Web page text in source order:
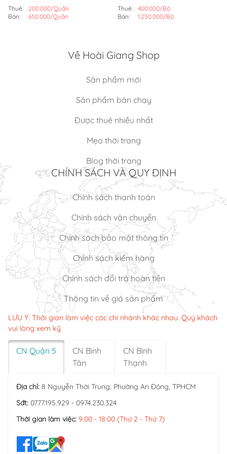
Thuê:
200.000/Quần
Bán:
650.000/Quần
Thuê:
400.000/Bộ
Bán:
1.250.000/Bộ
Về Hoài Giang Shop
Sản phẩm mới
Sản phẩm bán chạy
Được thuê nhiều nhất
Mẹo thời trang
Blog thời trang
CHÍNH SÁCH VÀ QUY ĐỊNH
Chính sách thanh toán
Chính sách vận chuyển
Chính sách bảo mật thông tin
Chính sách kiểm hàng
Chính sách đổi trả hoàn tiền
Thông tin về giá sản phẩm
LƯU Ý: Thời gian làm việc các chi nhánh khác nhau. Quý khách
vui lòng xem kỹ
CN Quận 5
CN Bình
Tân
CN Bình
Thạnh
Địa chỉ: 8 Nguyễn Thời Trung, Phường An Đông, TPHCM
Sđt: 0777.195.929 - 0974.230.324
Thời gian làm việc: 9:00 - 18:00 (Thứ 2 - Thứ 7)